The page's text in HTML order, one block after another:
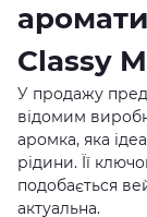
Classy
У продажу
відомим
аромка, яка
рідини. Її
подобається
актуальна.